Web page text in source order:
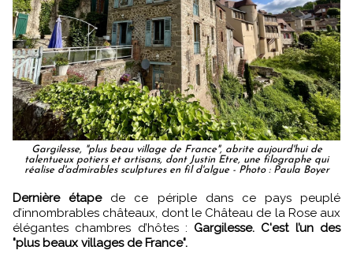
Gargilesse, "plus beau village de France", abrite aujourd'hui de
talentueux potiers et artisans, dont Justin Etre, une filographe qui
réalise d'admirables sculptures en fil d'algue - Photo : Paula Boyer
Dernière étapede ce périple dans ce pays peuplé
d’innombrables châteaux, dont le Château de la Rose aux
élégantes chambres d’hôtes : Gargilesse. C'est l’un des
"plus beaux villages de France".